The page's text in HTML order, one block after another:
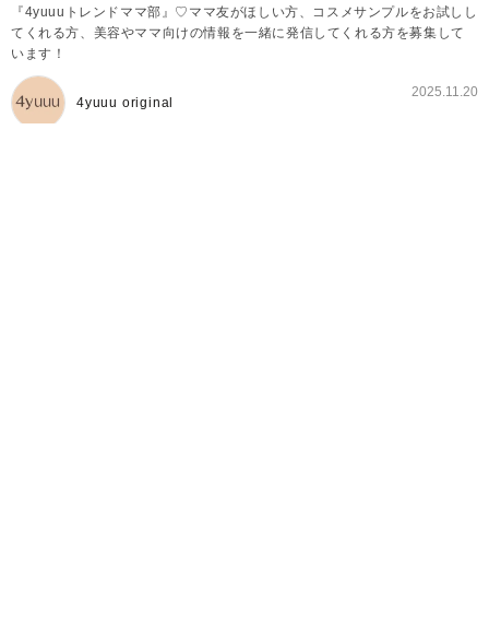
『4yuuuトレンドママ部』♡ママ友がほしい方、コスメサンプルをお試しし
てくれる方、美容やママ向けの情報を一緒に発信してくれる方を募集して
います！
4yuuu original
2025.11.20